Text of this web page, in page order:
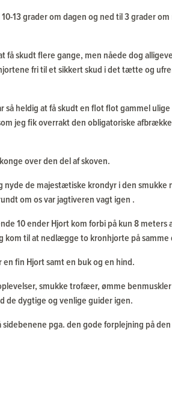
13 grader om dagen og ned til 3 grader
skudt flere gange, men nåede dog
fri til et sikkert skud i det tætte og
heldig at få skudt en flot flot gammel
jeg fik overrakt den obligatoriske
over den del af skoven.
nyde de majestætiske krondyr i den smukke
om os var jagtiveren vagt igen .
10 ender Hjort kom forbi på kun 8 meters
kom til at nedlægge to kronhjorte på samme
fin Hjort samt en buk og en hind.
smukke trofæer, ømme
de dygtige og venlige guider igen.
pga. den gode forplejning på